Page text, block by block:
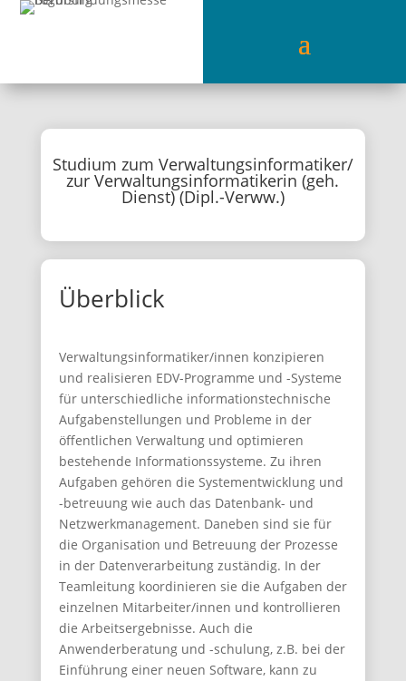
Studium zum Verwaltungsinformatiker/
zur Verwaltungsinformatikerin (geh.
Dienst) (Dipl.-Verww.)
Überblick
Verwaltungsinformatiker/innen konzipieren
und realisieren EDV-Programme und -Systeme
für unterschiedliche informationstechnische
Aufgabenstellungen und Probleme in der
öffentlichen Verwaltung und optimieren
bestehende Informationssysteme. Zu ihren
Aufgaben gehören die Systementwicklung und
-betreuung wie auch das Datenbank- und
Netzwerkmanagement. Daneben sind sie für
die Organisation und Betreuung der Prozesse
in der Datenverarbeitung zuständig. In der
Teamleitung koordinieren sie die Aufgaben der
einzelnen Mitarbeiter/innen und kontrollieren
die Arbeitsergebnisse. Auch die
Anwenderberatung und -schulung, z.B. bei der
Einführung einer neuen Software, kann zu